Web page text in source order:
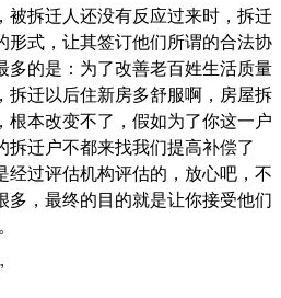
被拆迁人还没有反应过来时，拆迁
形式，让其签订他们所谓的合法协
多的是：为了改善老百姓生活质量
拆迁以后住新房多舒服啊，房屋拆
根本改变不了，假如为了你这一户
迁户不都来找我们提高补偿了
经过评估机构评估的，放心吧，不
多，最终的目的就是让你接受他们